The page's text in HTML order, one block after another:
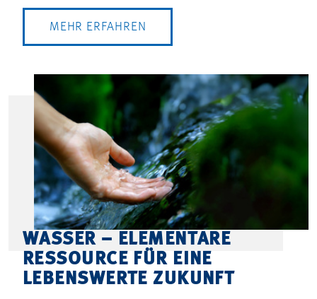
MEHR ERFAHREN
WASSER – ELEMENTARE
RESSOURCE FÜR EINE
LEBENSWERTE ZUKUNFT